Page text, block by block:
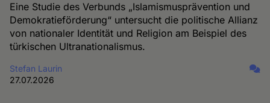
Eine Studie des Verbunds „Islamismusprävention und
Demokratieförderung“ untersucht die politische Allianz
von nationaler Identität und Religion am Beispiel des
türkischen Ultranationalismus.
Stefan Laurin
27.07.2026